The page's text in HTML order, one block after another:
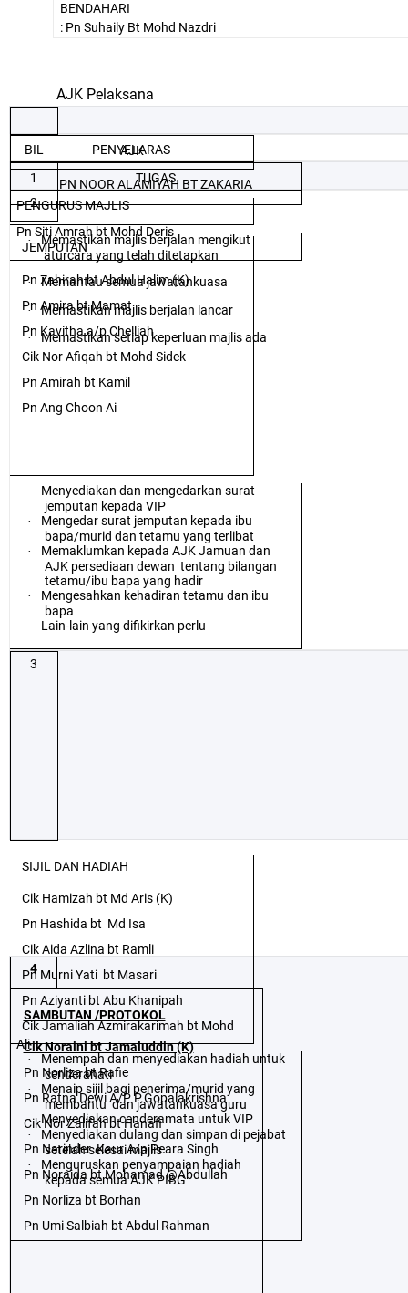
BENDAHARI
: Pn Suhaily Bt Mohd Nazdri
AJK Pelaksana
BIL
AJK
TUGAS
PENYELARAS
PN NOOR ALAMIYAH BT ZAKARIA
1
PENGURUS MAJLIS
Pn Siti Amrah bt Mohd Deris
·
Memastikan majlis berjalan mengikut
aturcara yang telah ditetapkan
· Memantau semua jawatankuasa
· Memastikan majlis berjalan lancar
· Memastikan setiap keperluan majlis ada
2
JEMPUTAN
Pn Zahirah bt Abdul Halim (K)
Pn Amira bt Mamat
Pn Kavitha a/p Chelliah
Cik Nor Afiqah bt Mohd Sidek
Pn Amirah bt Kamil
Pn Ang Choon Ai
·
Menyediakan dan mengedarkan surat
jemputan kepada VIP
·
Mengedar surat jemputan kepada ibu
bapa/murid dan tetamu yang terlibat
·
Memaklumkan kepada AJK Jamuan dan
AJK persediaan dewan tentang bilangan
tetamu/ibu bapa yang hadir
·
Mengesahkan kehadiran tetamu dan ibu
bapa
· Lain-lain yang difikirkan perlu
3
SIJIL DAN HADIAH
Cik Hamizah bt Md Aris (K)
Pn Hashida bt Md Isa
Cik Aida Azlina bt Ramli
Pn Murni Yati bt Masari
Pn Aziyanti bt Abu Khanipah
Cik Jamaliah Azmirakarimah bt Mohd
Ali
·
Menempah dan menyediakan hadiah untuk
cenderahati
·
Menaip sijil bagi penerima/murid yang
membantu dan jawatankuasa guru
· Menyediakan cenderamata untuk VIP
·
Menyediakan dulang dan simpan di pejabat
setelah selesai majlis
·
Menguruskan penyampaian hadiah
kepada semua AJK PIBG
4
SAMBUTAN /PROTOKOL
Cik Noraini bt Jamaluddin (K)
Pn Norliza bt Rafie
Pn Ratna Dewi A/P P.Gopalakrishna
Cik Nor Zalifah bt Hanafi
Pn Narinder Kaur A/p Peara Singh
Pn Noraida bt Mohamad @Abdullah
Pn Norliza bt Borhan
Pn Umi Salbiah bt Abdul Rahman